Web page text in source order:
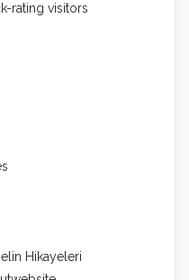
rating visitors
Hikayeleri